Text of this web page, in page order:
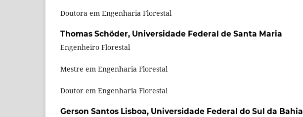
Doutora em Engenharia Florestal
Thomas Schöder, Universidade Federal de Santa Maria
Engenheiro Florestal
Mestre em Engenharia Florestal
Doutor em Engenharia Florestal
Gerson Santos Lisboa, Universidade Federal do Sul da Bahia